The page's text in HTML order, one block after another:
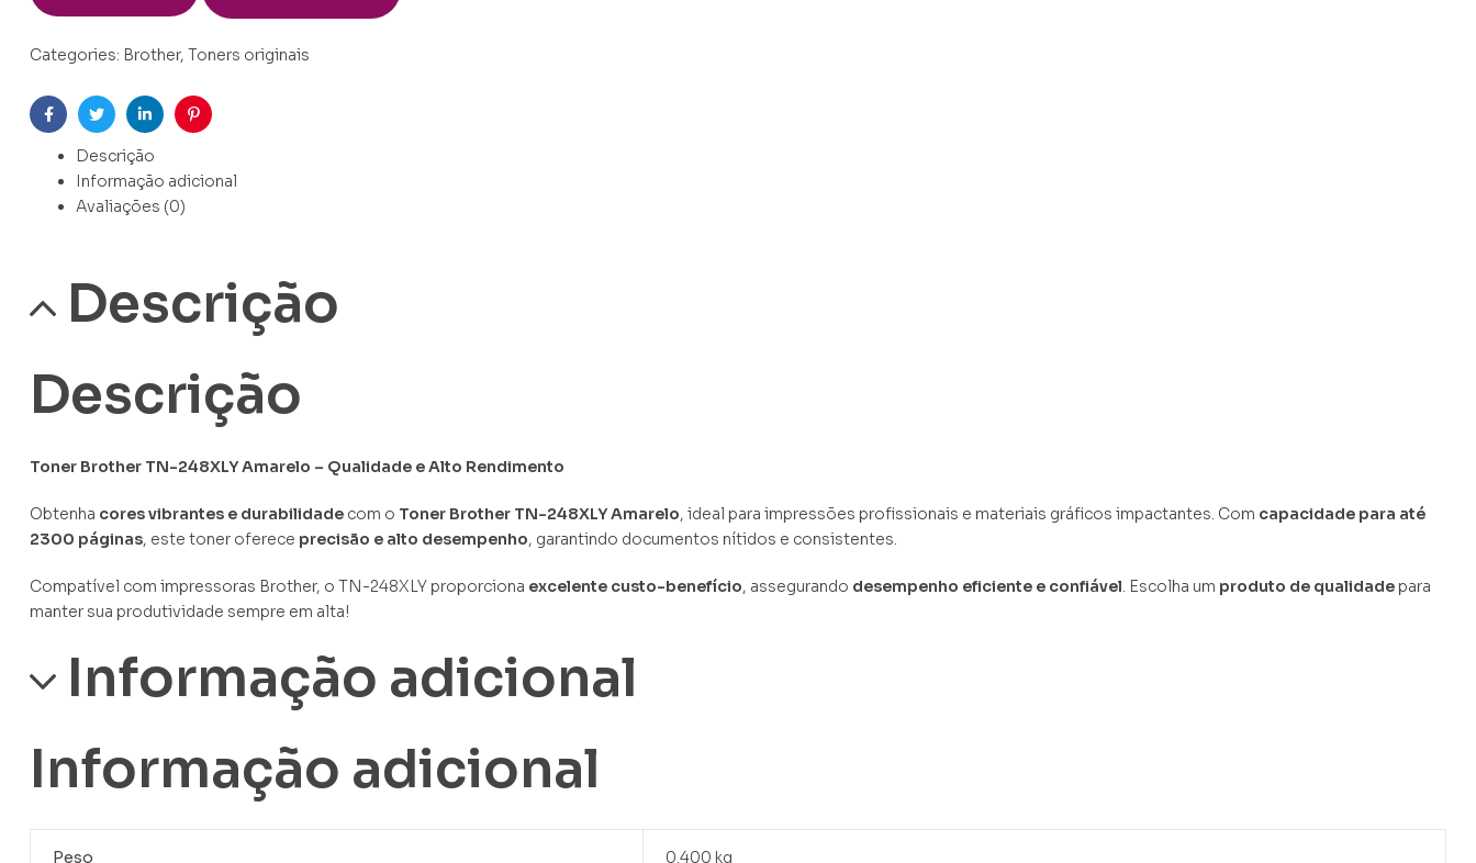
Categories: Brother, Toners originais
FacebookTwitterLinkedinPinterest
Descrição
Informação adicional
Avaliações (0)
Descrição
Descrição
Toner Brother TN-248XLY Amarelo – Qualidade e Alto Rendimento
Obtenha cores vibrantes e durabilidade com o Toner Brother TN-248XLY Amarelo, ideal para impressões profissionais e materiais gráficos impactantes. Com capacidade para até
2300 páginas, este toner oferece precisão e alto desempenho, garantindo documentos nítidos e consistentes.
Compatível com impressoras Brother, o TN-248XLY proporciona excelente custo-benefício, assegurando desempenho eficiente e confiável. Escolha um produto de qualidade para
manter sua produtividade sempre em alta!
Informação adicional
Informação adicional
Peso 0.400 kg